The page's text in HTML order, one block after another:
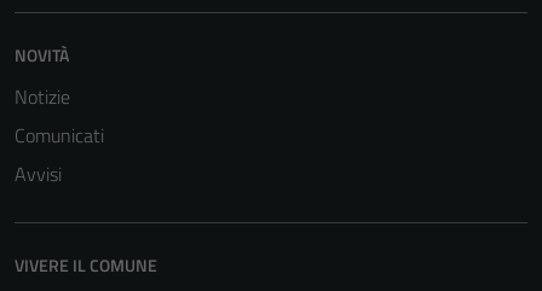
NOVITÀ
Notizie
Comunicati
Avvisi
VIVERE IL COMUNE